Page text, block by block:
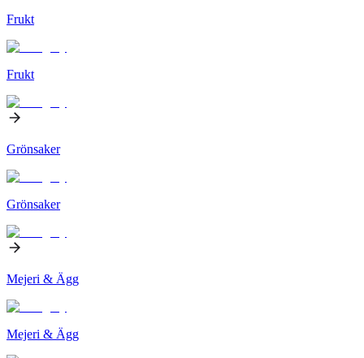
Frukt
Frukt
Grönsaker
Grönsaker
Mejeri & Ägg
Mejeri & Ägg